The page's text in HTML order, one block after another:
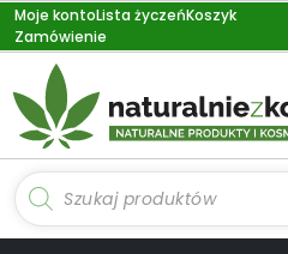
Przejdź
do
treści
Moje kontoLista życzeńKoszyk
Zamówienie
Wyszukiwarka
produktów